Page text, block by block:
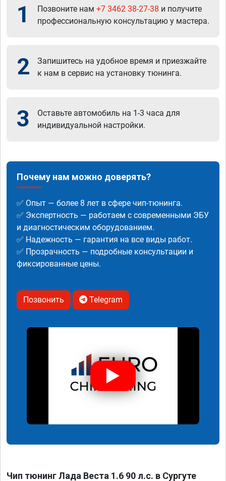
1 Позвоните нам +7 3462 38-27-38 и получите
профессиональную консультацию у мастера.
2
Запишитесь на удобное время и приезжайте
к нам в сервис на установку тюнинга.
3
Оставьте автомобиль на 1-3 часа для
индивидуальной настройки.
Почему нам можно доверять?
✅ Опыт — более 8 лет в сфере чип-тюнинга.
✅ Экспертность — работаем с современными ЭБУ
и диагностическим оборудованием.
✅ Надежность — гарантия на все виды работ.
✅ Прозрачность — подробные консультации и
фиксированные цены.
Позвонить Telegram
Чип тюнинг Лада Веста 1.6 90 л.с. в Сургуте